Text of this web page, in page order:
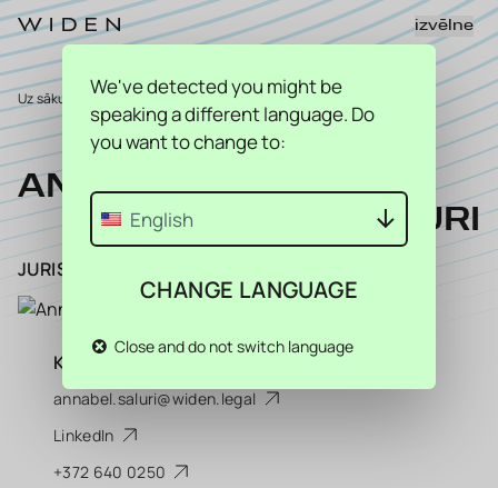
izvēlne
Uz sākumu > Komanda >Annabel Saluri
ANNABEL
SALURI
JURISTE
KONTAKTINFORMĀCIJA
annabel.saluri@widen.legal
LinkedIn
+372 640 0250
We've detected you might be
speaking a different language. Do
you want to change to:
English
CHANGE LANGUAGE
Close and do not switch language